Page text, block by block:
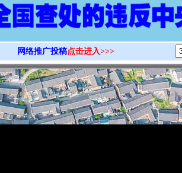
网络推广投稿点击进入>>>